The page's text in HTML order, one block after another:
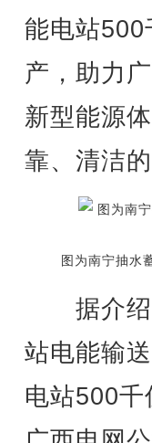
能电站500
产，助力
新型能源
靠、清洁
图为南宁抽水
据介绍
站电能输
电站500